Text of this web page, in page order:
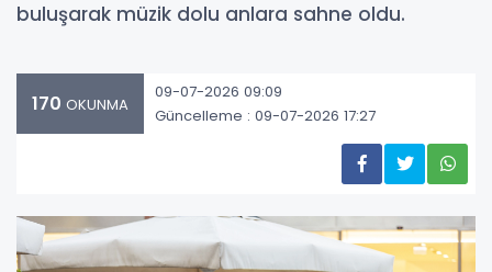
buluşarak müzik dolu anlara sahne oldu.
170 OKUNMA
09-07-2026 09:09
Güncelleme : 09-07-2026 17:27